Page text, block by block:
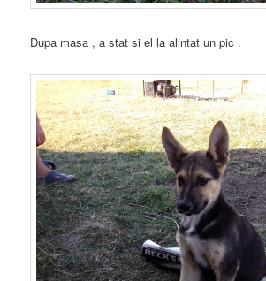
Dupa masa , a stat si el la alintat un pic .